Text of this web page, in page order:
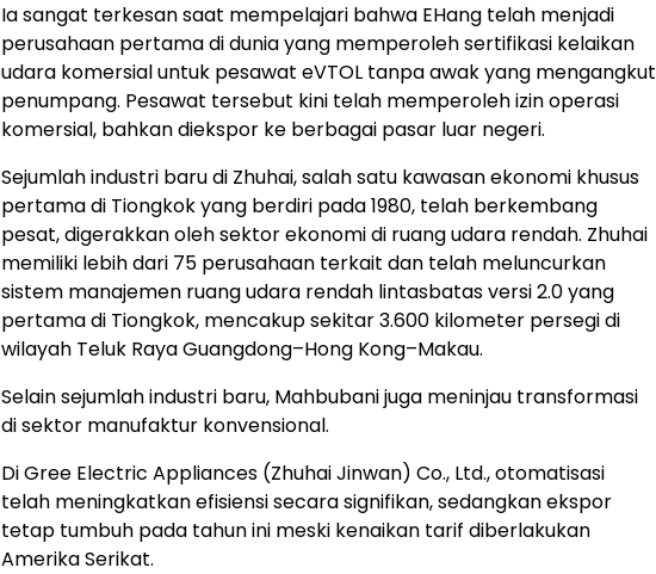
Ia sangat terkesan saat mempelajari bahwa EHang telah menjadi
perusahaan pertama di dunia yang memperoleh sertifikasi kelaikan
udara komersial untuk pesawat eVTOL tanpa awak yang mengangkut
penumpang. Pesawat tersebut kini telah memperoleh izin operasi
komersial, bahkan diekspor ke berbagai pasar luar negeri.
Sejumlah industri baru di Zhuhai, salah satu kawasan ekonomi khusus
pertama di Tiongkok yang berdiri pada 1980, telah berkembang
pesat, digerakkan oleh sektor ekonomi di ruang udara rendah. Zhuhai
memiliki lebih dari 75 perusahaan terkait dan telah meluncurkan
sistem manajemen ruang udara rendah lintasbatas versi 2.0 yang
pertama di Tiongkok, mencakup sekitar 3.600 kilometer persegi di
wilayah Teluk Raya Guangdong–Hong Kong–Makau.
Selain sejumlah industri baru, Mahbubani juga meninjau transformasi
di sektor manufaktur konvensional.
Di Gree Electric Appliances (Zhuhai Jinwan) Co., Ltd., otomatisasi
telah meningkatkan efisiensi secara signifikan, sedangkan ekspor
tetap tumbuh pada tahun ini meski kenaikan tarif diberlakukan
Amerika Serikat.